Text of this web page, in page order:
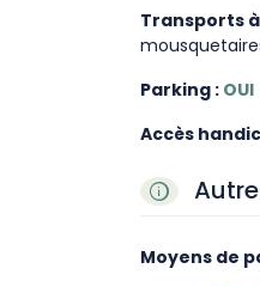
Transports
Parking : OUI
Accès
Moyens de